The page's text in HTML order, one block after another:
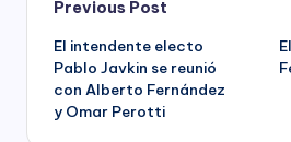
Post
navigation
Previous Post
El intendente electo
Pablo Javkin se reunió
con Alberto Fernández
y Omar Perotti